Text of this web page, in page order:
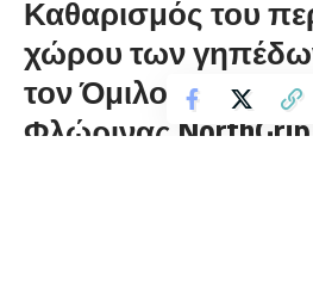
Καθαρισμός του
χώρου των
τον Όμιλο
Φλώρινας NorthGrip